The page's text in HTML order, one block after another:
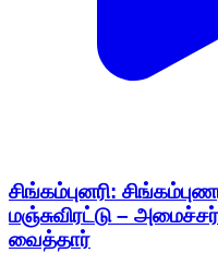
சிங்கம்புனரி:
மஞ்சுவிரட்டு –
வைத்தார்